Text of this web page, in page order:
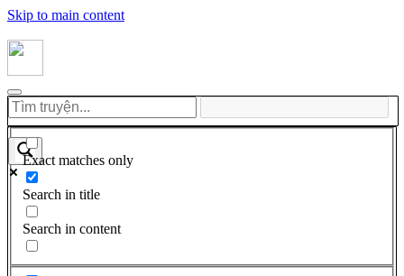
Skip to main content
Exact matches only
Search in title
Search in content